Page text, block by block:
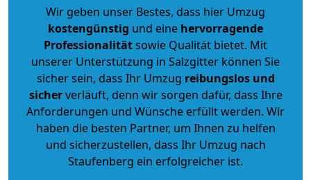
Wir geben unser Bestes, dass hier Umzug
kostengünstig und eine hervorragende
Professionalitätsowie Qualität bietet. Mit
unserer Unterstützung in Salzgitter können Sie
sicher sein, dass Ihr Umzug reibungslos und
sicherverläuft, denn wir sorgen dafür, dass Ihre
Anforderungen und Wünsche erfüllt werden. Wir
haben die besten Partner, um Ihnen zu helfen
und sicherzustellen, dass Ihr Umzug nach
Staufenberg ein erfolgreicher ist.